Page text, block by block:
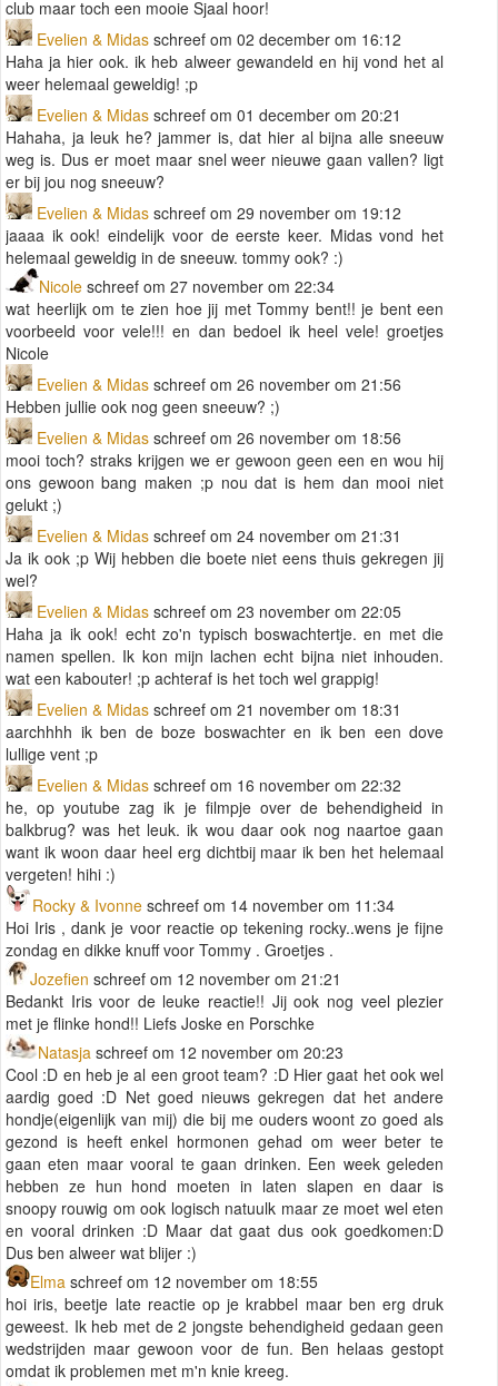
club maar toch een mooie Sjaal hoor!
Evelien & Midas schreef om 02 december om 16:12
Haha ja hier ook. ik heb alweer gewandeld en hij vond het al
weer helemaal geweldig! ;p
Evelien & Midas schreef om 01 december om 20:21
Hahaha, ja leuk he? jammer is, dat hier al bijna alle sneeuw
weg is. Dus er moet maar snel weer nieuwe gaan vallen? ligt
er bij jou nog sneeuw?
Evelien & Midas schreef om 29 november om 19:12
jaaaa ik ook! eindelijk voor de eerste keer. Midas vond het
helemaal geweldig in de sneeuw. tommy ook? :)
Nicole schreef om 27 november om 22:34
wat heerlijk om te zien hoe jij met Tommy bent!! je bent een
voorbeeld voor vele!!! en dan bedoel ik heel vele! groetjes
Nicole
Evelien & Midas schreef om 26 november om 21:56
Hebben jullie ook nog geen sneeuw? ;)
Evelien & Midas schreef om 26 november om 18:56
mooi toch? straks krijgen we er gewoon geen een en wou hij
ons gewoon bang maken ;p nou dat is hem dan mooi niet
gelukt ;)
Evelien & Midas schreef om 24 november om 21:31
Ja ik ook ;p Wij hebben die boete niet eens thuis gekregen jij
wel?
Evelien & Midas schreef om 23 november om 22:05
Haha ja ik ook! echt zo'n typisch boswachtertje. en met die
namen spellen. Ik kon mijn lachen echt bijna niet inhouden.
wat een kabouter! ;p achteraf is het toch wel grappig!
Evelien & Midas schreef om 21 november om 18:31
aarchhhh ik ben de boze boswachter en ik ben een dove
lullige vent ;p
Evelien & Midas schreef om 16 november om 22:32
he, op youtube zag ik je filmpje over de behendigheid in
balkbrug? was het leuk. ik wou daar ook nog naartoe gaan
want ik woon daar heel erg dichtbij maar ik ben het helemaal
vergeten! hihi :)
Rocky & Ivonne schreef om 14 november om 11:34
Hoi Iris , dank je voor reactie op tekening rocky..wens je fijne
zondag en dikke knuff voor Tommy . Groetjes .
Jozefien schreef om 12 november om 21:21
Bedankt Iris voor de leuke reactie!! Jij ook nog veel plezier
met je flinke hond!! Liefs Joske en Porschke
Natasja schreef om 12 november om 20:23
Cool :D en heb je al een groot team? :D Hier gaat het ook wel
aardig goed :D Net goed nieuws gekregen dat het andere
hondje(eigenlijk van mij) die bij me ouders woont zo goed als
gezond is heeft enkel hormonen gehad om weer beter te
gaan eten maar vooral te gaan drinken. Een week geleden
hebben ze hun hond moeten in laten slapen en daar is
snoopy rouwig om ook logisch natuulk maar ze moet wel eten
en vooral drinken :D Maar dat gaat dus ook goedkomen:D
Dus ben alweer wat blijer :)
Elma schreef om 12 november om 18:55
hoi iris, beetje late reactie op je krabbel maar ben erg druk
geweest. Ik heb met de 2 jongste behendigheid gedaan geen
wedstrijden maar gewoon voor de fun. Ben helaas gestopt
omdat ik problemen met m'n knie kreeg.